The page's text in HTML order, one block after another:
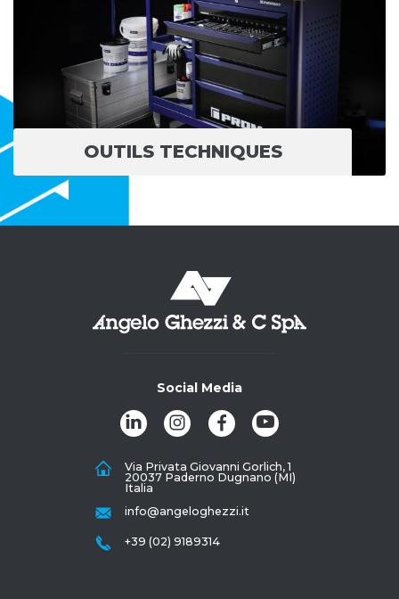
OUTILS TECHNIQUES
Social Media
Via Privata Giovanni Gorlich, 1
20037 Paderno Dugnano (MI)
Italia
info@angeloghezzi.it
+39 (02) 9189314